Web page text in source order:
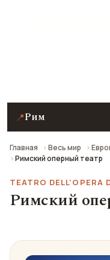
📍Рим
Главная Весь мир
Римский оперный театр
TEATRO DELL'OPERA
Римский